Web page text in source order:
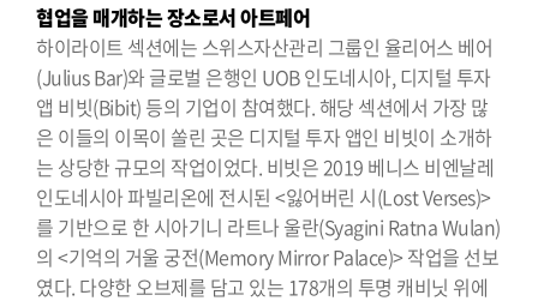
협업을 매개하는 장소로서 아트페어
하이라이트 섹션에는 스위스자산관리 그룹인 율리어스 베어
(Julius Bar)와 글로벌 은행인 UOB 인도네시아, 디지털 투자
앱 비빗(Bibit) 등의 기업이 참여했다. 해당 섹션에서 가장 많
은 이들의 이목이 쏠린 곳은 디지털 투자 앱인 비빗이 소개하
는 상당한 규모의 작업이었다. 비빗은 2019 베니스 비엔날레
인도네시아 파빌리온에 전시된 <잃어버린 시(Lost Verses)>
를 기반으로 한 시아기니 라트나 울란(Syagini Ratna Wulan)
의 <기억의 거울 궁전(Memory Mirror Palace)> 작업을 선보
였다. 다양한 오브제를 담고 있는 178개의 투명 캐비닛 위에